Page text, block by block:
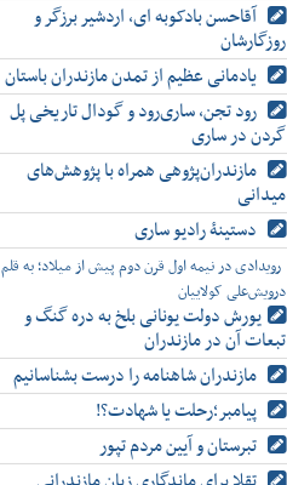
آقاحسن بادکوبه ای، اردشیر برزگر و
روزگارشان
یادمانی عظیم از تمدن مازندران باستان
رود تجن، ساری‌رود و گودال تاریخی پل
گردن در ساری
مازندران‌پژوهی همراه با پژوهش‌های
میدانی
دستینۀ رادیو ساری
رویدادی در نیمه اول قرن دوم پیش از میلاد؛ به قلم
درویش‌علی کولاییان
یورش دولت یونانی بلخ به دره گنگ و
تبعات آن در مازندران
مازندران شاهنامه را درست بشناسانیم
پیامبر؛رحلت یا شهادت؟!
تبرستان و آیین مردم تپور